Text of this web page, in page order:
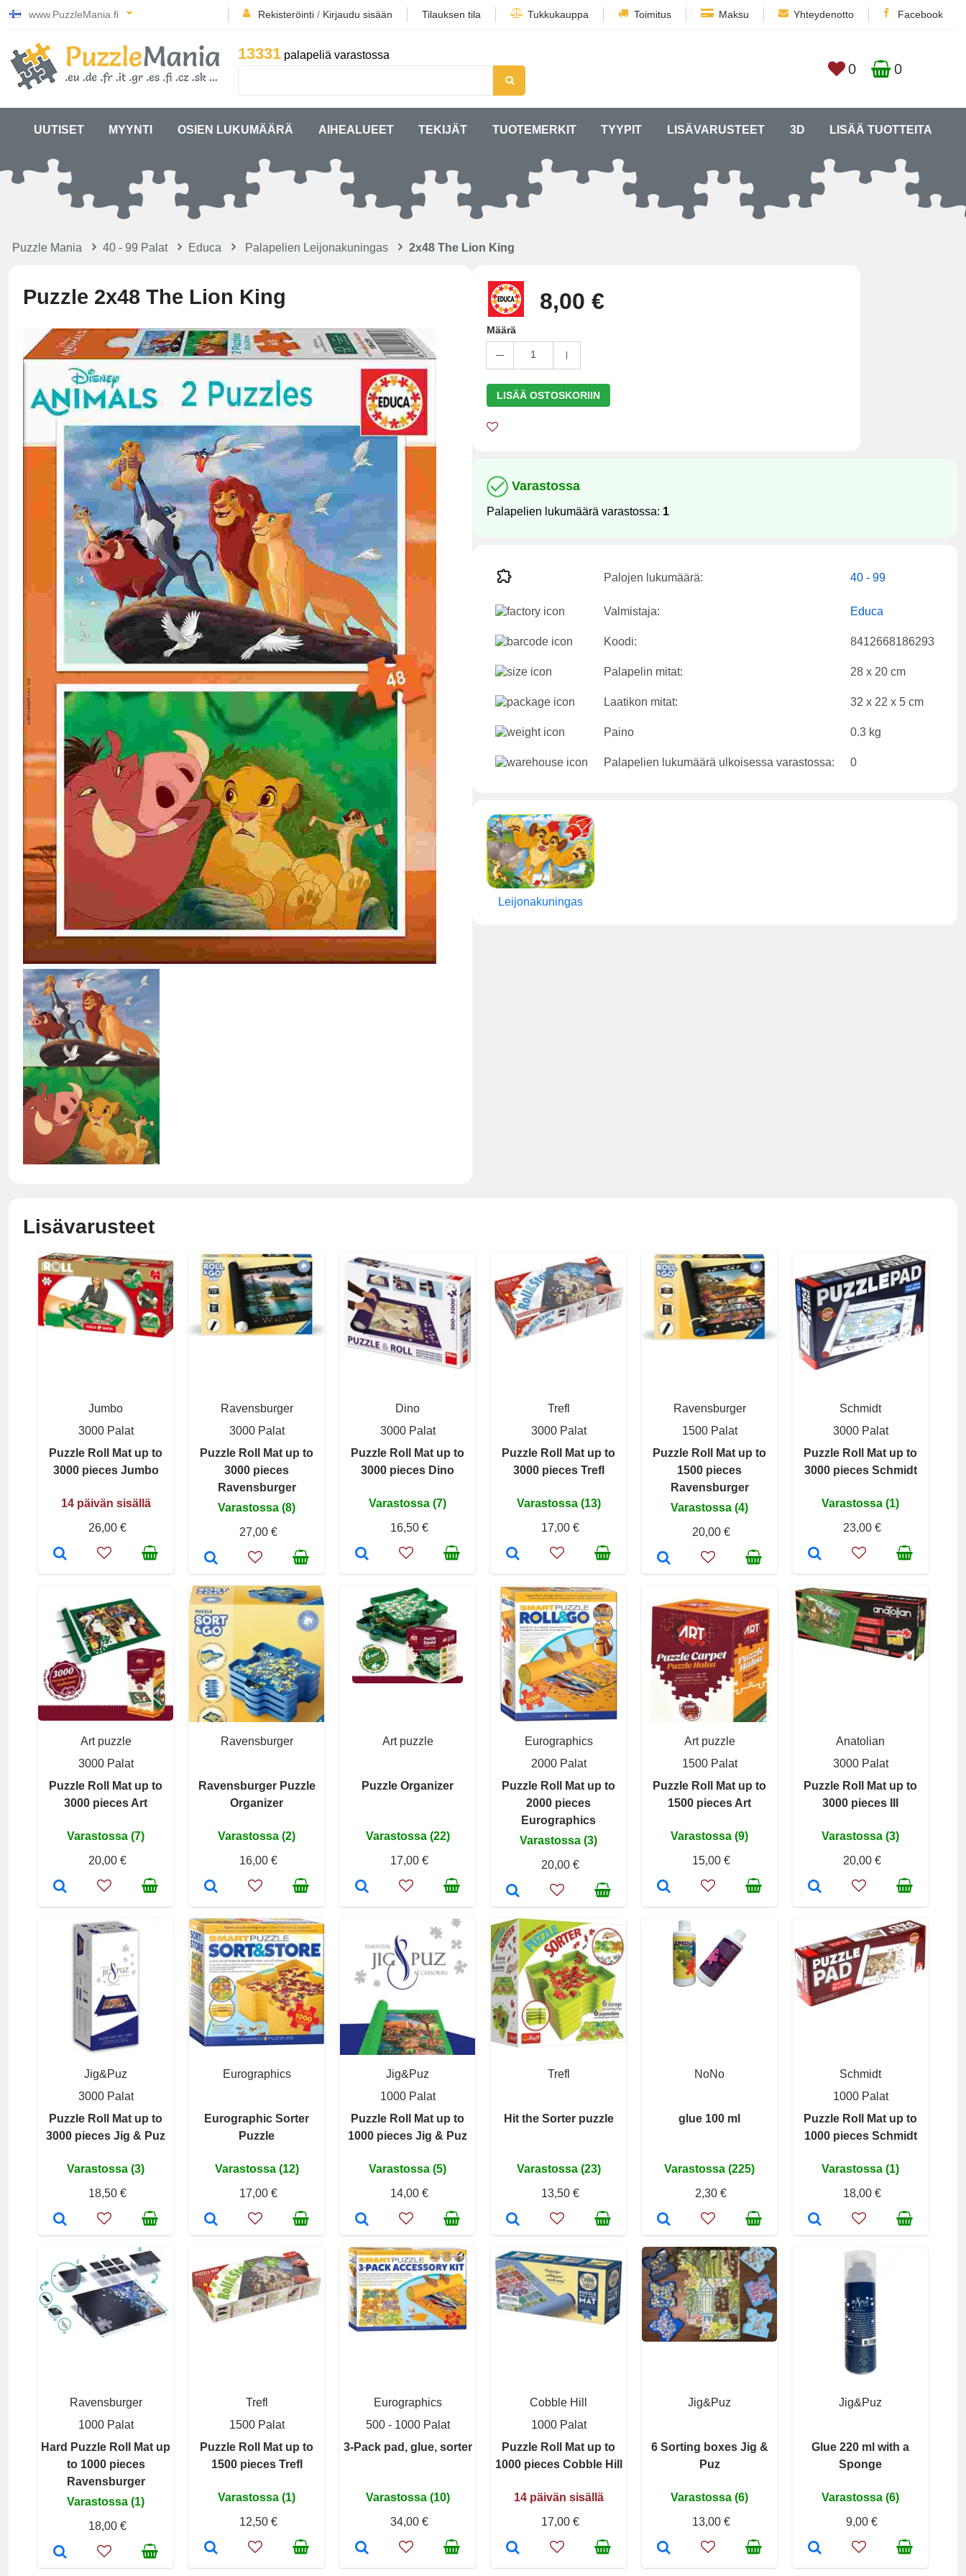
www.PuzzleMania.fi Rekisteröinti / Kirjaudu sisään Tilauksen tila Tukkukauppa Toimitus Maksu Yhteydenotto Facebook
13331 palapeliä varastossa
0 0
UUTISET MYYNTI OSIEN LUKUMÄÄRÄ AIHEALUEET TEKIJÄT TUOTEMERKIT TYYPIT LISÄVARUSTEET 3D LISÄÄ TUOTTEITA
Puzzle Mania 40 - 99 Palat Educa Palapelien Leijonakuningas 2x48 The Lion King
Puzzle 2x48 The Lion King 8,00 €
Määrä
1
LISÄÄ OSTOSKORIIN
Varastossa
Palapelien lukumäärä varastossa: 1
Palojen lukumäärä: 40 - 99
Valmistaja: Educa
Koodi: 8412668186293
Palapelin mitat: 28 x 20 cm
Laatikon mitat: 32 x 22 x 5 cm
Paino 0.3 kg
Palapelien lukumäärä ulkoisessa varastossa: 0
Leijonakuningas
Lisävarusteet
Jumbo
3000 Palat
Puzzle Roll Mat up to
3000 pieces Jumbo
14 päivän sisällä
26,00 €
Ravensburger
3000 Palat
Puzzle Roll Mat up to
3000 pieces
Ravensburger
Varastossa (8)
27,00 €
Dino
3000 Palat
Puzzle Roll Mat up to
3000 pieces Dino
Varastossa (7)
16,50 €
Trefl
3000 Palat
Puzzle Roll Mat up to
3000 pieces Trefl
Varastossa (13)
17,00 €
Ravensburger
1500 Palat
Puzzle Roll Mat up to
1500 pieces
Ravensburger
Varastossa (4)
20,00 €
Schmidt
3000 Palat
Puzzle Roll Mat up to
3000 pieces Schmidt
Varastossa (1)
23,00 €
Art puzzle
3000 Palat
Puzzle Roll Mat up to
3000 pieces Art
Varastossa (7)
20,00 €
Ravensburger
Ravensburger Puzzle
Organizer
Varastossa (2)
16,00 €
Art puzzle
Puzzle Organizer
Varastossa (22)
17,00 €
Eurographics
2000 Palat
Puzzle Roll Mat up to
2000 pieces
Eurographics
Varastossa (3)
20,00 €
Art puzzle
1500 Palat
Puzzle Roll Mat up to
1500 pieces Art
Varastossa (9)
15,00 €
Anatolian
3000 Palat
Puzzle Roll Mat up to
3000 pieces III
Varastossa (3)
20,00 €
Jig&Puz
3000 Palat
Puzzle Roll Mat up to
3000 pieces Jig & Puz
Varastossa (3)
18,50 €
Eurographics
Eurographic Sorter
Puzzle
Varastossa (12)
17,00 €
Jig&Puz
1000 Palat
Puzzle Roll Mat up to
1000 pieces Jig & Puz
Varastossa (5)
14,00 €
Trefl
Hit the Sorter puzzle
Varastossa (23)
13,50 €
NoNo
glue 100 ml
Varastossa (225)
2,30 €
Schmidt
1000 Palat
Puzzle Roll Mat up to
1000 pieces Schmidt
Varastossa (1)
18,00 €
Ravensburger
1000 Palat
Hard Puzzle Roll Mat up
to 1000 pieces
Ravensburger
Varastossa (1)
18,00 €
Trefl
1500 Palat
Puzzle Roll Mat up to
1500 pieces Trefl
Varastossa (1)
12,50 €
Eurographics
500 - 1000 Palat
3-Pack pad, glue, sorter
Varastossa (10)
34,00 €
Cobble Hill
1000 Palat
Puzzle Roll Mat up to
1000 pieces Cobble Hill
14 päivän sisällä
17,00 €
Jig&Puz
6 Sorting boxes Jig &
Puz
Varastossa (6)
13,00 €
Jig&Puz
Glue 220 ml with a
Sponge
Varastossa (6)
9,00 €